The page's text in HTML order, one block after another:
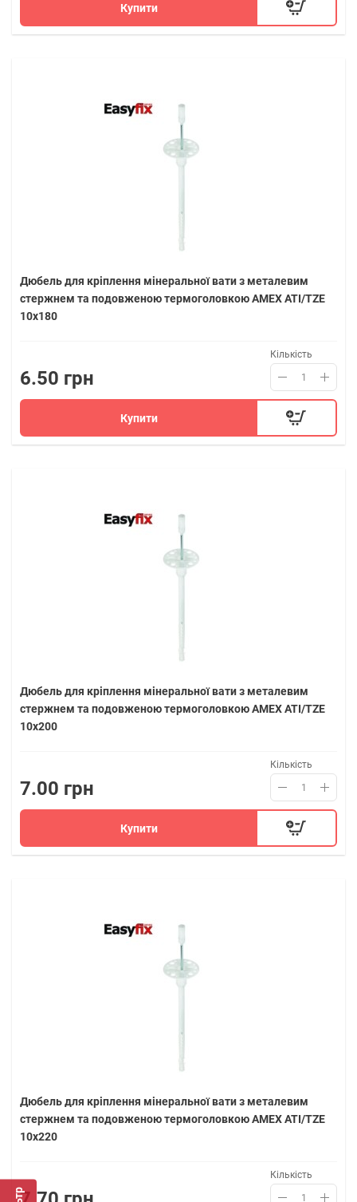
Купити
Дюбель для кріплення мінеральної вати з металевим
стержнем та подовженою термоголовкою AMEX ATI/TZE
10х180
6.50 грн
Кількість
Купити
Дюбель для кріплення мінеральної вати з металевим
стержнем та подовженою термоголовкою AMEX ATI/TZE
10х200
7.00 грн
Кількість
Купити
Дюбель для кріплення мінеральної вати з металевим
стержнем та подовженою термоголовкою AMEX ATI/TZE
10х220
Кількість